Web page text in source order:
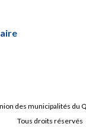
des municipalités du
Tous droits réservés